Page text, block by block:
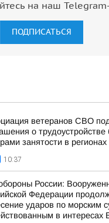
на наш
ПОДПИСАТЬСЯ
ветеранов СВО
о трудоустройстве
занятости в
10:37
России:
Федерации
ударов по морским
в интересах